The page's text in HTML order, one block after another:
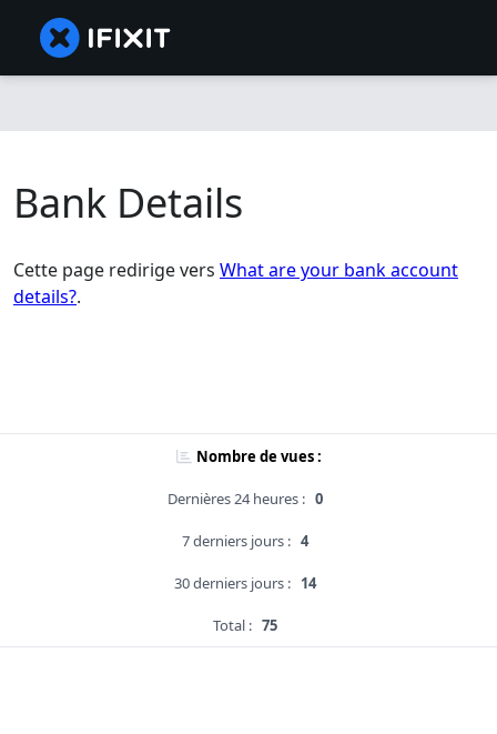
Bank Details
Cette page redirige vers What are your bank account
details?.
Nombre de vues :
Dernières 24 heures : 0
7 derniers jours : 4
30 derniers jours : 14
Total : 75